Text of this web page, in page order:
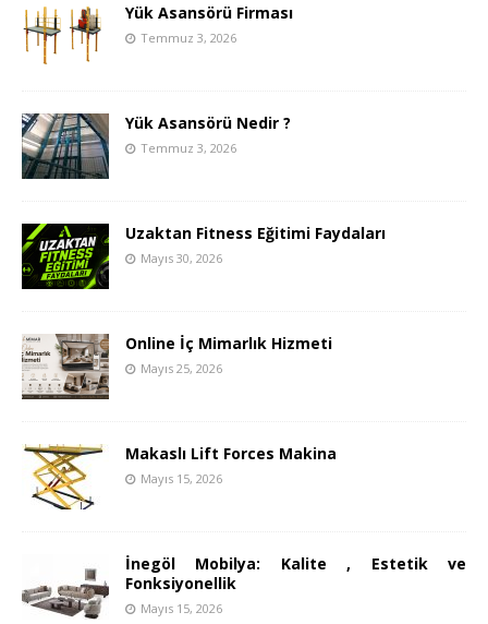
Yük Asansörü Firması
Temmuz 3, 2026
Yük Asansörü Nedir ?
Temmuz 3, 2026
Uzaktan Fitness Eğitimi Faydaları
Mayıs 30, 2026
Online İç Mimarlık Hizmeti
Mayıs 25, 2026
Makaslı Lift Forces Makina
Mayıs 15, 2026
İnegöl Mobilya: Kalite , Estetik ve
Fonksiyonellik
Mayıs 15, 2026